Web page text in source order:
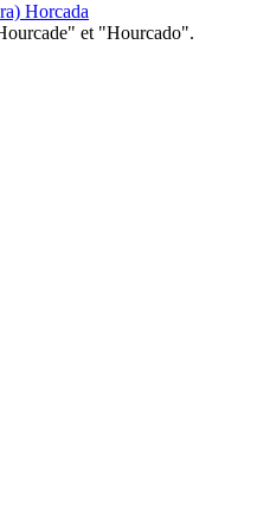
Horcada
et "Hourcado".